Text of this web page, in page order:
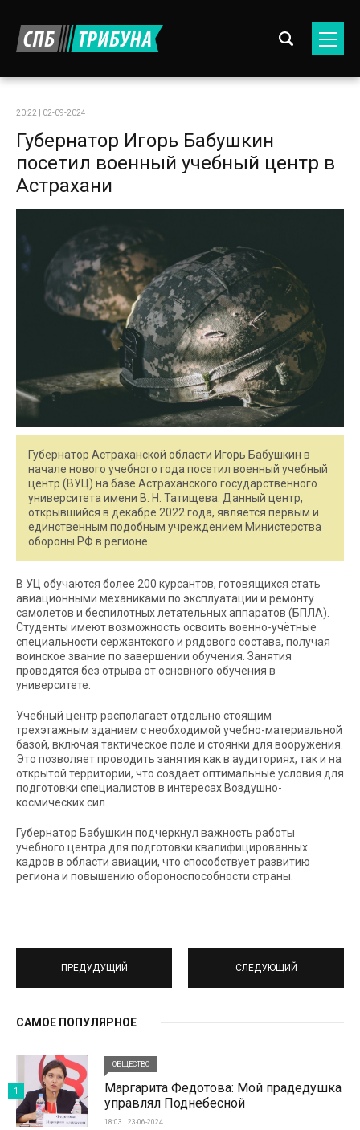
20:22 | 02-09-2024
Губернатор Игорь Бабушкин
посетил военный учебный центр в
Астрахани
Губернатор Астраханской области Игорь Бабушкин в
начале нового учебного года посетил военный учебный
центр (ВУЦ) на базе Астраханского государственного
университета имени В. Н. Татищева. Данный центр,
открывшийся в декабре 2022 года, является первым и
единственным подобным учреждением Министерства
обороны РФ в регионе.
В УЦ обучаются более 200 курсантов, готовящихся стать
авиационными механиками по эксплуатации и ремонту
самолетов и беспилотных летательных аппаратов (БПЛА).
Студенты имеют возможность освоить военно-учётные
специальности сержантского и рядового состава, получая
воинское звание по завершении обучения. Занятия
проводятся без отрыва от основного обучения в
университете.
Учебный центр располагает отдельно стоящим
трехэтажным зданием с необходимой учебно-материальной
базой, включая тактическое поле и стоянки для вооружения.
Это позволяет проводить занятия как в аудиториях, так и на
открытой территории, что создает оптимальные условия для
подготовки специалистов в интересах Воздушно-
космических сил.
Губернатор Бабушкин подчеркнул важность работы
учебного центра для подготовки квалифицированных
кадров в области авиации, что способствует развитию
региона и повышению обороноспособности страны.
ПРЕДУДУЩИЙ СЛЕДУЮЩИЙ
САМОЕ ПОПУЛЯРНОЕ
ОБЩЕСТВО
Маргарита Федотова: Мой прадедушка
управлял Поднебесной
18:03 | 23-06-2024
1